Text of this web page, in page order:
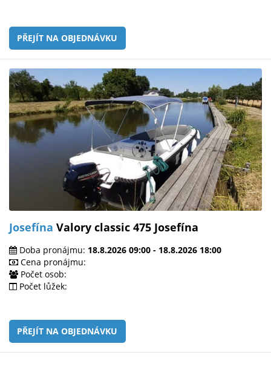
PŘEJÍT NA OBJEDNÁVKU
Josefína Valory classic 475 Josefína
Doba pronájmu: 18.8.2026 09:00 - 18.8.2026 18:00
Cena pronájmu:
Počet osob:
Počet lůžek:
PŘEJÍT NA OBJEDNÁVKU